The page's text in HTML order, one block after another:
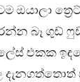
බෑ ගුඩ්
එකක